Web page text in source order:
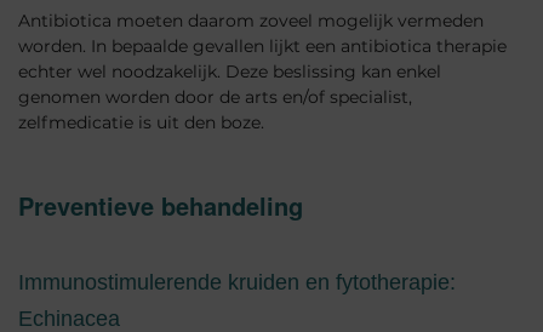
Antibiotica moeten daarom zoveel mogelijk vermeden
worden. In bepaalde gevallen lijkt een antibiotica therapie
echter wel noodzakelijk. Deze beslissing kan enkel
genomen worden door de arts en/of specialist,
zelfmedicatie is uit den boze.
Preventieve behandeling
Immunostimulerende kruiden en fytotherapie:
Echinacea